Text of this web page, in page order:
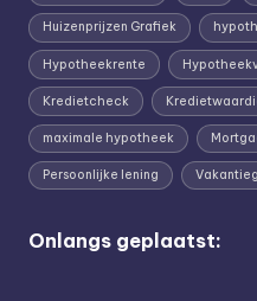
Huizenprijzen Grafiek
Hypotheekrente
Kredietcheck
maximale hypotheek
Persoonlijke lening
Onlangs geplaatst: